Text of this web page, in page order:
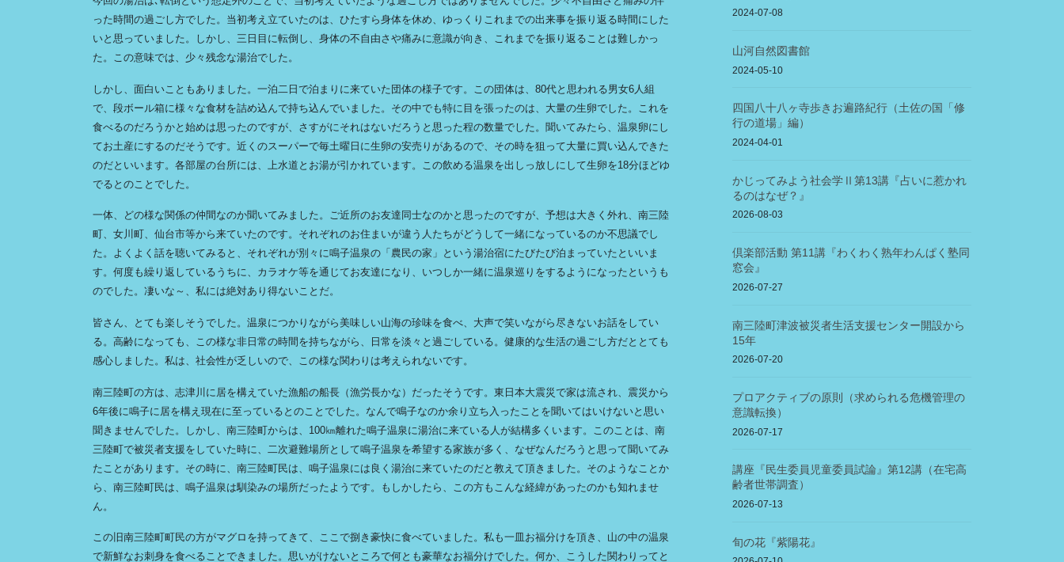
った時間の過ごし方でした。当初考え立ていたのは、ひたすら身体を休め、ゆっくりこれまでの出来事を振り返る時間にした
いと思っていました。しかし、三日目に転倒し、身体の不自由さや痛みに意識が向き、これまでを振り返ることは難しかっ
た。この意味では、少々残念な湯治でした。
しかし、面白いこともありました。一泊二日で泊まりに来ていた団体の様子です。この団体は、80代と思われる男女6人組
で、段ボール箱に様々な食材を詰め込んで持ち込んでいました。その中でも特に目を張ったのは、大量の生卵でした。これを
食べるのだろうかと始めは思ったのですが、さすがにそれはないだろうと思った程の数量でした。聞いてみたら、温泉卵にし
てお土産にするのだそうです。近くのスーパーで毎土曜日に生卵の安売りがあるので、その時を狙って大量に買い込んできた
のだといいます。各部屋の台所には、上水道とお湯が引かれています。この飲める温泉を出しっ放しにして生卵を18分ほどゆ
でるとのことでした。
一体、どの様な関係の仲間なのか聞いてみました。ご近所のお友達同士なのかと思ったのですが、予想は大きく外れ、南三陸
町、女川町、仙台市等から来ていたのです。それぞれのお住まいが違う人たちがどうして一緒になっているのか不思議でし
た。よくよく話を聴いてみると、それぞれが別々に鳴子温泉の「農民の家」という湯治宿にたびたび泊まっていたといいま
す。何度も繰り返しているうちに、カラオケ等を通じてお友達になり、いつしか一緒に温泉巡りをするようになったというも
のでした。凄いな～、私には絶対あり得ないことだ。
皆さん、とても楽しそうでした。温泉につかりながら美味しい山海の珍味を食べ、大声で笑いながら尽きないお話をしてい
る。高齢になっても、この様な非日常の時間を持ちながら、日常を淡々と過ごしている。健康的な生活の過ごし方だととても
感心しました。私は、社会性が乏しいので、この様な関わりは考えられないです。
南三陸町の方は、志津川に居を構えていた漁船の船長（漁労長かな）だったそうです。東日本大震災で家は流され、震災から
6年後に鳴子に居を構え現在に至っているとのことでした。なんで鳴子なのか余り立ち入ったことを聞いてはいけないと思い
聞きませんでした。しかし、南三陸町からは、100㎞離れた鳴子温泉に湯治に来ている人が結構多くいます。このことは、南
三陸町で被災者支援をしていた時に、二次避難場所として鳴子温泉を希望する家族が多く、なぜなんだろうと思って聞いてみ
たことがあります。その時に、南三陸町民は、鳴子温泉には良く湯治に来ていたのだと教えて頂きました。そのようなことか
ら、南三陸町民は、鳴子温泉は馴染みの場所だったようです。もしかしたら、この方もこんな経緯があったのかも知れませ
ん。
この旧南三陸町町民の方がマグロを持ってきて、ここで捌き豪快に食べていました。私も一皿お福分けを頂き、山の中の温泉
で新鮮なお刺身を食べることできました。思いがけないところで何とも豪華なお福分けでした。何か、こうした関わりってと
2024-07-08
山河自然図書館
2024-05-10
四国八十八ヶ寺歩きお遍路紀行（土佐の国「修
行の道場」編）
2024-04-01
かじってみよう社会学Ⅱ第13講『占いに惹かれ
るのはなぜ？』
2026-08-03
倶楽部活動 第11講『わくわく熟年わんぱく塾同
窓会』
2026-07-27
南三陸町津波被災者生活支援センター開設から
15年
2026-07-20
プロアクティブの原則（求められる危機管理の
意識転換）
2026-07-17
講座『民生委員児童委員試論』第12講（在宅高
齢者世帯調査）
2026-07-13
旬の花『紫陽花』